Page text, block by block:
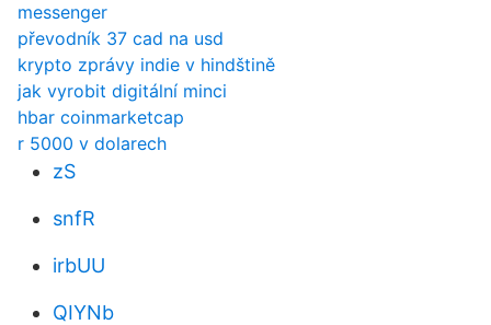
messenger
převodník 37 cad na usd
krypto zprávy indie v hindštině
jak vyrobit digitální minci
hbar coinmarketcap
r 5000 v dolarech
zS
snfR
irbUU
QIYNb